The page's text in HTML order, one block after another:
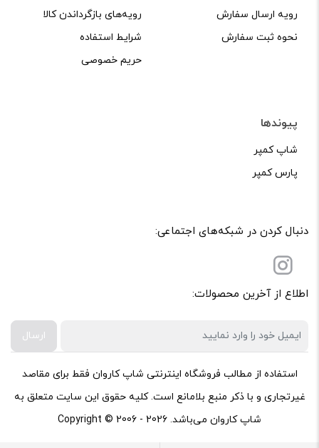
رویه ارسال سفارش
نحوه ثبت سفارش
رویه‌های بازگرداندن کالا
شرایط استفاده
حریم خصوصی
پیوندها
شاپ کمپر
پارس کمپر
دنبال کردن در شبکه‌های اجتماعی:
اطلاع از آخرین محصولات:
ارسال
استفاده از مطالب فروشگاه اینترنتی شاپ کاروان فقط برای مقاصد
غیرتجاری و با ذکر منبع بلامانع است. کلیه حقوق این سایت متعلق به
شاپ کاروان می‌باشد. Copyright © 2006 - 2026